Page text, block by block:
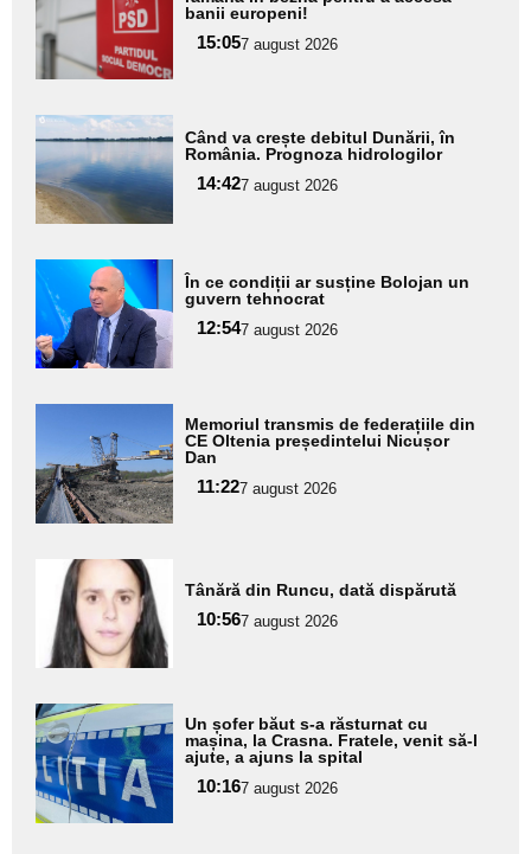
pentru
subtitlu
banii europeni!
15:057 august 2026
Adaugă
aici textul
pentru
subtitlu
Când va crește debitul Dunării, în
România. Prognoza hidrologilor
14:427 august 2026
Adaugă
aici textul
pentru
subtitlu
În ce condiții ar susține Bolojan un
guvern tehnocrat
12:547 august 2026
aici textul
pentru
subtitlu
Memoriul transmis de federațiile din
CE Oltenia președintelui Nicușor
Dan
11:227 august 2026
Adaugă
aici textul
pentru
subtitlu
Tânără din Runcu, dată dispărută
10:567 august 2026
Adaugă
aici textul
pentru
subtitlu
Un șofer băut s-a răsturnat cu
mașina, la Crasna. Fratele, venit să-l
ajute, a ajuns la spital
10:167 august 2026